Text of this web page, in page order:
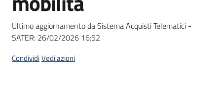
strumenti
acquisto
Ultimo aggiornamento da Sistema Acquisti Telematici -
SATER: 26/02/2026 16:52
CondividiVedi azioni